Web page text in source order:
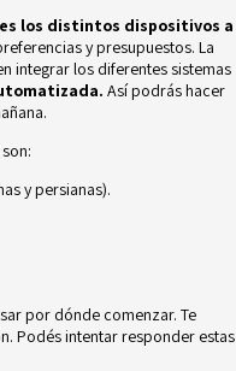
los distintos dispositivos a
y presupuestos. La
integrar los diferentes sistemas
Así podrás hacer
y persianas).
por dónde comenzar. Te
Podés intentar responder estas